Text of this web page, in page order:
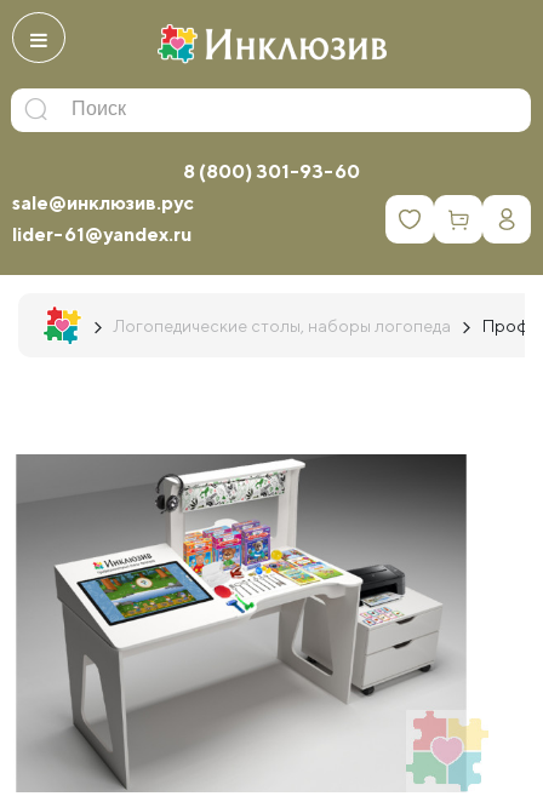
8 (800) 301-93-60
sale@инклюзив.рус
lider-61@yandex.ru
0
Логопедические столы, наборы логопеда